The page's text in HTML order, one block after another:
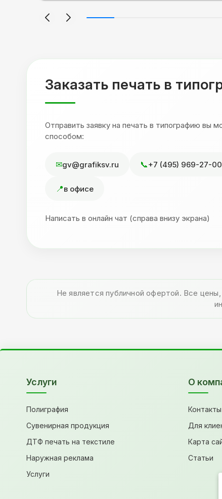
спасибо Евгении за терпеливость,
Заказать печать в
Отправить заявку на печать в типографию вы
способом:
gv@grafiksv.ru +7 (495) 969-27-00
в офисе
Написать в онлайн чат (справа внизу экрана)
Не является публичной офертой. Все
Услуги
Полиграфия
Сувенирная продукция
ДТФ печать на текстиле
Наружная реклама
Услуги
О
Контакты
Для
Карта
Статьи